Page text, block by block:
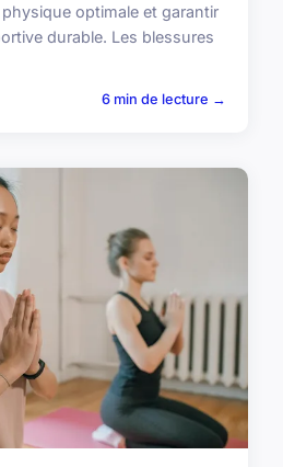
optimale et garantir
durable. Les blessures
6 min de lecture →